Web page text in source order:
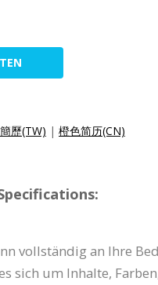
歷(TW) | 橙色简历(CN)
vollständig an Ihre
sich um Inhalte,